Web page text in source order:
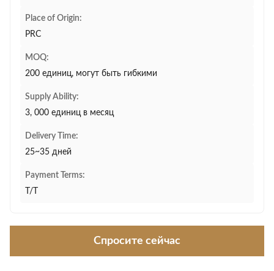
Place of Origin:
PRC
MOQ:
200 единиц, могут быть гибкими
Supply Ability:
3, 000 единиц в месяц
Delivery Time:
25~35 дней
Payment Terms:
Т/Т
Спросите сейчас